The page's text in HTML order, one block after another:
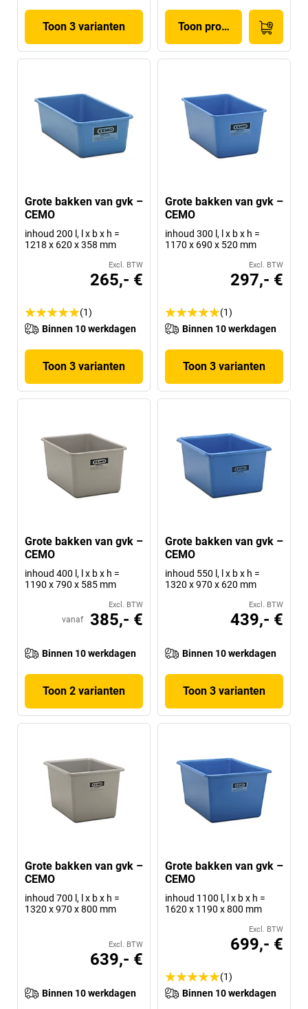
Toon 3 varianten Toon product
Grote bakken van gvk –
CEMO
inhoud 200 l, l x b x h =
1218 x 620 x 358 mm
Excl. BTW
265,- €
(1)
Binnen 10 werkdagen
Toon 3 varianten
Grote bakken van gvk –
CEMO
inhoud 300 l, l x b x h =
1170 x 690 x 520 mm
Excl. BTW
297,- €
(1)
Binnen 10 werkdagen
Toon 3 varianten
Grote bakken van gvk –
CEMO
inhoud 400 l, l x b x h =
1190 x 790 x 585 mm
Excl. BTW
vanaf 385,- €
Binnen 10 werkdagen
Toon 2 varianten
Grote bakken van gvk –
CEMO
inhoud 550 l, l x b x h =
1320 x 970 x 620 mm
Excl. BTW
439,- €
Binnen 10 werkdagen
Toon 3 varianten
Grote bakken van gvk –
CEMO
inhoud 700 l, l x b x h =
1320 x 970 x 800 mm
Excl. BTW
639,- €
Binnen 10 werkdagen
Grote bakken van gvk –
CEMO
inhoud 1100 l, l x b x h =
1620 x 1190 x 800 mm
Excl. BTW
699,- €
(1)
Binnen 10 werkdagen